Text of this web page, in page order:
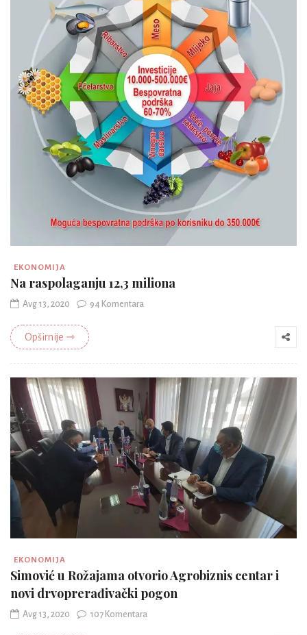
EKONOMIJA
Na raspolaganju 12,3 miliona
Avg 13, 2020 94 Komentara
Opširnije ⇾
EKONOMIJA
Simović u Rožajama otvorio Agrobiznis centar i
novi drvoprerađivački pogon
Avg 13, 2020 107 Komentara